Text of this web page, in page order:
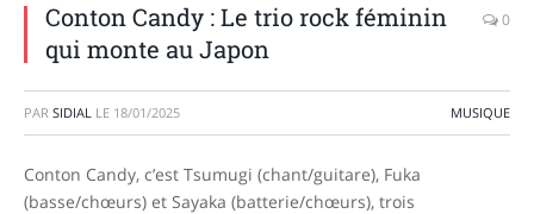
Conton Candy : Le trio rock féminin
qui monte au Japon
0
PAR SIDIAL LE 18/01/2025 MUSIQUE
Conton Candy, c’est Tsumugi (chant/guitare), Fuka
(basse/chœurs) et Sayaka (batterie/chœurs), trois